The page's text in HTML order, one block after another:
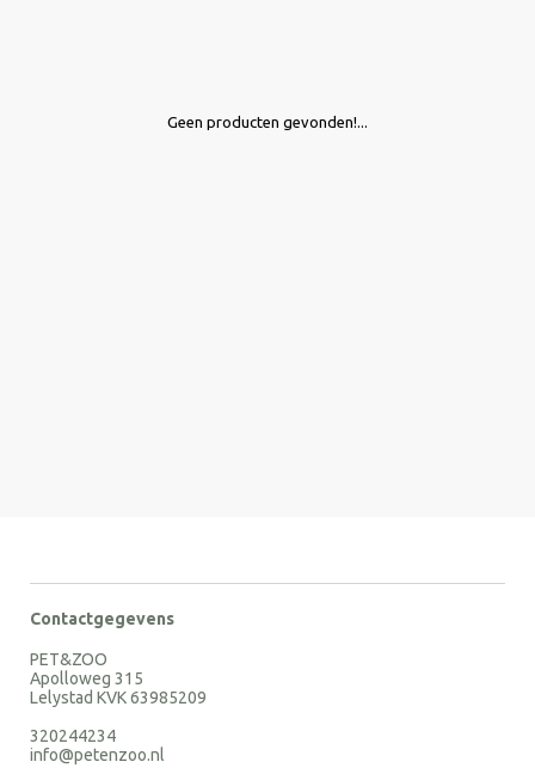
Geen producten gevonden!...
Contactgegevens
PET&ZOO
Apolloweg 315
Lelystad KVK 63985209
320244234
info@petenzoo.nl